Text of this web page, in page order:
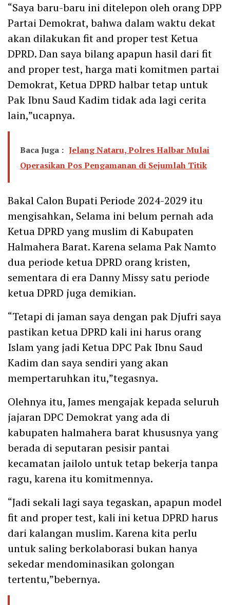
“Saya baru-baru ini ditelepon oleh orang DPP
Partai Demokrat, bahwa dalam waktu dekat
akan dilakukan fit and proper test Ketua
DPRD. Dan saya bilang apapun hasil dari fit
and proper test, harga mati komitmen partai
Demokrat, Ketua DPRD halbar tetap untuk
Pak Ibnu Saud Kadim tidak ada lagi cerita
lain,”ucapnya.
Baca Juga : Jelang Nataru, Polres Halbar Mulai
Operasikan Pos Pengamanan di Sejumlah Titik
Bakal Calon Bupati Periode 2024-2029 itu
mengisahkan, Selama ini belum pernah ada
Ketua DPRD yang muslim di Kabupaten
Halmahera Barat. Karena selama Pak Namto
dua periode ketua DPRD orang kristen,
sementara di era Danny Missy satu periode
ketua DPRD juga demikian.
“Tetapi di jaman saya dengan pak Djufri saya
pastikan ketua DPRD kali ini harus orang
Islam yang jadi Ketua DPC Pak Ibnu Saud
Kadim dan saya sendiri yang akan
mempertaruhkan itu,”tegasnya.
Olehnya itu, James mengajak kepada seluruh
jajaran DPC Demokrat yang ada di
kabupaten halmahera barat khususnya yang
berada di seputaran pesisir pantai
kecamatan jailolo untuk tetap bekerja tanpa
ragu, karena itu komitmennya.
“Jadi sekali lagi saya tegaskan, apapun model
fit and proper test, kali ini ketua DPRD harus
dari kalangan muslim. Karena kita perlu
untuk saling berkolaborasi bukan hanya
sekedar mendominasikan golongan
tertentu,”bebernya.